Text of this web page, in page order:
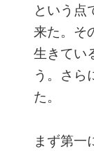
という点
来た。そ
生きてい
う。さら
た。
まず第一